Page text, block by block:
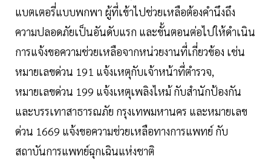
แบตเตอรี่แบบพกพา ผู้ที่เข้าไปช่วยเหลือต้องคำนึงถึง
ความปลอดภัยเป็นอันดับแรก และขั้นตอนต่อไปให้ดำเนิน
การแจ้งขอความช่วยเหลือจากหน่วยงานที่เกี่ยวข้อง เช่น
หมายเลขด่วน 191 แจ้งเหตุกับเจ้าหน้าที่ตำรวจ,
หมายเลขด่วน 199 แจ้งเหตุเพลิงไหม้ กับสำนักป้องกัน
และบรรเทาสาธารณภัย กรุงเทพมหานคร และหมายเลข
ด่วน 1669 แจ้งขอความช่วยเหลือทางการแพทย์ กับ
สถาบันการแพทย์ฉุกเฉินแห่งชาติ